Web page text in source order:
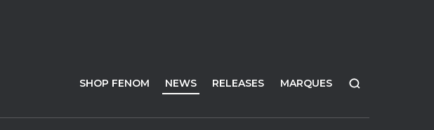
SHOP FENOM NEWS RELEASES MARQUES